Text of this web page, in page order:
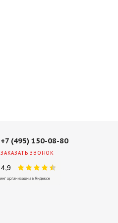
+7 (495) 150-08-80
ЗАКАЗАТЬ ЗВОНОК